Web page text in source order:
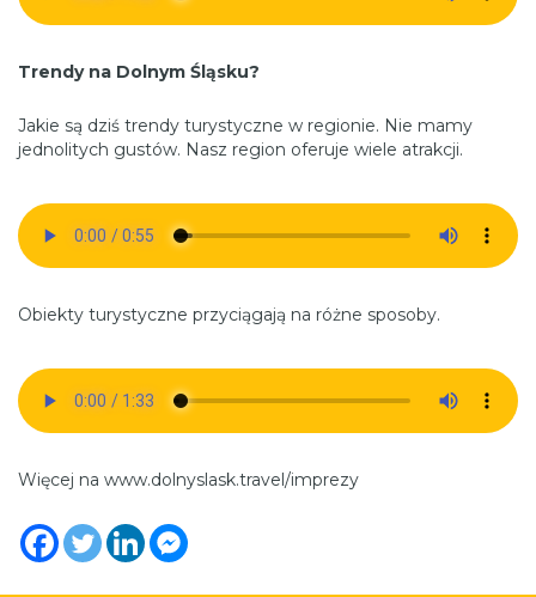
Trendy na Dolnym Śląsku?
Jakie są dziś trendy turystyczne w regionie. Nie mamy
jednolitych gustów. Nasz region oferuje wiele atrakcji.
Obiekty turystyczne przyciągają na różne sposoby.
Więcej na www.dolnyslask.travel/imprezy